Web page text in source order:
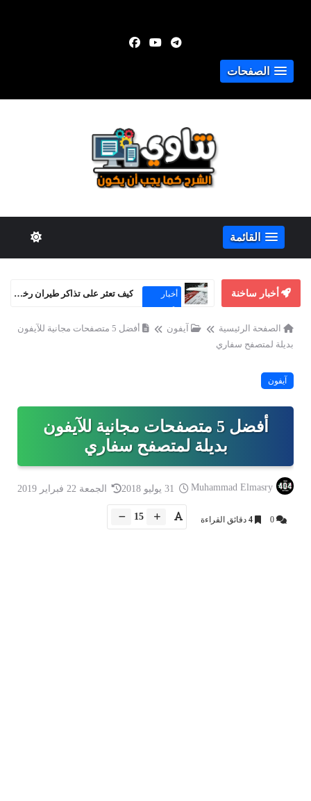
الصفحات
القائمة
أخبار ساخنة
الربح من
الإنترنت
كيفية الربح من Adsterra Smartink حتى بدون موقع إلكتروني
الصفحة الرئيسية آيفون
أفضل 5 متصفحات مجانية للآيفون
بديلة لمتصفح سفاري
آيفون
أفضل 5 متصفحات مجانية للآيفون
بديلة لمتصفح سفاري
Muhammad Elmasry الجمعة 22 فبراير 2019
0
4 دقائق القراءة 15